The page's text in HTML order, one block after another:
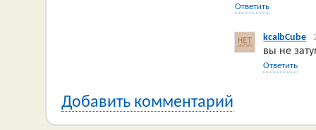
Ответить
kcalbCube
вы не
Ответить
Добавить комментарий